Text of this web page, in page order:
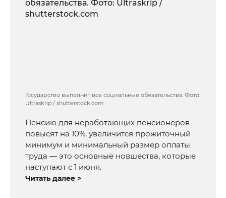
Государство выполнит все социальные обязательства. Фото:
Ultraskrip / shutterstock.com
Пенсию для неработающих пенсионеров
повысят на 10%, увеличится прожиточный
минимум и минимальный размер оплаты
труда — это основные новшества, которые
наступают с 1 июня.
Читать далее >